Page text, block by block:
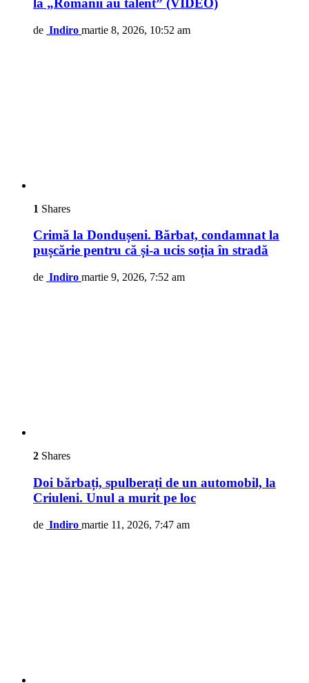
la „Românii au talent” (VIDEO)
de Indiro martie 8, 2026, 10:52 am
1 Shares
Crimă la Dondușeni. Bărbat, condamnat la
pușcărie pentru că și-a ucis soția în stradă
de Indiro martie 9, 2026, 7:52 am
2 Shares
Doi bărbați, spulberați de un automobil, la
Criuleni. Unul a murit pe loc
de Indiro martie 11, 2026, 7:47 am